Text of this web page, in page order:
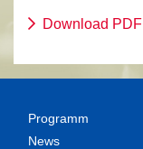
Download PDF
Programm
News